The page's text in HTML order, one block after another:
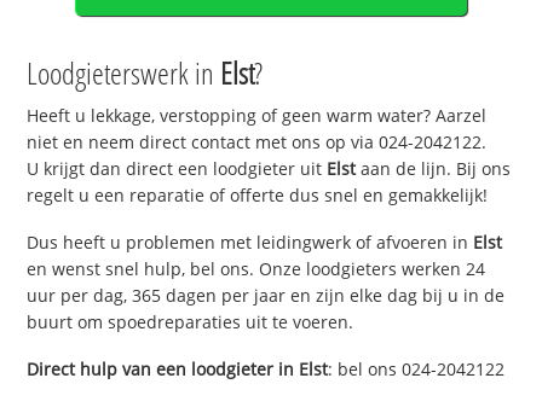
Loodgieterswerk in Elst?
Heeft u lekkage, verstopping of geen warm water? Aarzel
niet en neem direct contact met ons op via 024-2042122.
U krijgt dan direct een loodgieter uit Elstaan de lijn. Bij ons
regelt u een reparatie of offerte dus snel en gemakkelijk!
Dus heeft u problemen met leidingwerk of afvoeren in Elst
en wenst snel hulp, bel ons. Onze loodgieters werken 24
uur per dag, 365 dagen per jaar en zijn elke dag bij u in de
buurt om spoedreparaties uit te voeren.
Direct hulp van een loodgieter in Elst: bel ons 024-2042122